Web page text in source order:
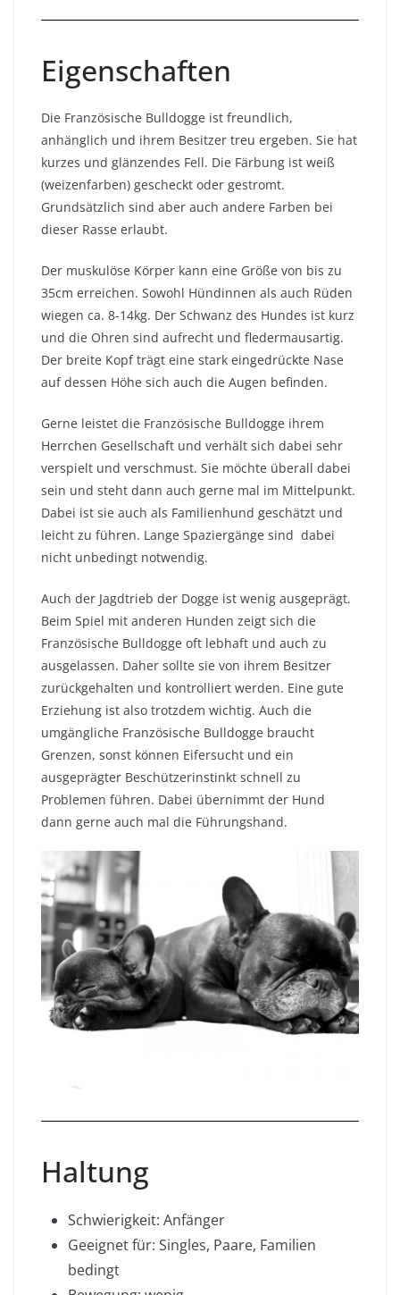
Eigenschaften
Die Französische Bulldogge ist freundlich,
anhänglich und ihrem Besitzer treu ergeben. Sie hat
kurzes und glänzendes Fell. Die Färbung ist weiß
(weizenfarben) gescheckt oder gestromt.
Grundsätzlich sind aber auch andere Farben bei
dieser Rasse erlaubt.
Der muskulöse Körper kann eine Größe von bis zu
35cm erreichen. Sowohl Hündinnen als auch Rüden
wiegen ca. 8-14kg. Der Schwanz des Hundes ist kurz
und die Ohren sind aufrecht und fledermausartig.
Der breite Kopf trägt eine stark eingedrückte Nase
auf dessen Höhe sich auch die Augen befinden.
Gerne leistet die Französische Bulldogge ihrem
Herrchen Gesellschaft und verhält sich dabei sehr
verspielt und verschmust. Sie möchte überall dabei
sein und steht dann auch gerne mal im Mittelpunkt.
Dabei ist sie auch als Familienhund geschätzt und
leicht zu führen. Lange Spaziergänge sind dabei
nicht unbedingt notwendig.
Auch der Jagdtrieb der Dogge ist wenig ausgeprägt.
Beim Spiel mit anderen Hunden zeigt sich die
Französische Bulldogge oft lebhaft und auch zu
ausgelassen. Daher sollte sie von ihrem Besitzer
zurückgehalten und kontrolliert werden. Eine gute
Erziehung ist also trotzdem wichtig. Auch die
umgängliche Französische Bulldogge braucht
Grenzen, sonst können Eifersucht und ein
ausgeprägter Beschützerinstinkt schnell zu
Problemen führen. Dabei übernimmt der Hund
dann gerne auch mal die Führungshand.
Haltung
Schwierigkeit: Anfänger
Geeignet für: Singles, Paare, Familien
bedingt